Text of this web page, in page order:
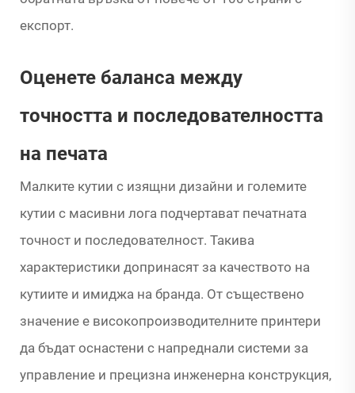
експорт.
Оценете баланса между
точността и последователността
на печата
Малките кутии с изящни дизайни и големите
кутии с масивни лога подчертават печатната
точност и последователност. Такива
характеристики допринасят за качеството на
кутиите и имиджа на бранда. От съществено
значение е високопроизводителните принтери
да бъдат оснастени с напреднали системи за
управление и прецизна инженерна конструкция,